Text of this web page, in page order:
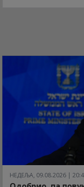
НЕДЕЉА, 09.08.2026 |